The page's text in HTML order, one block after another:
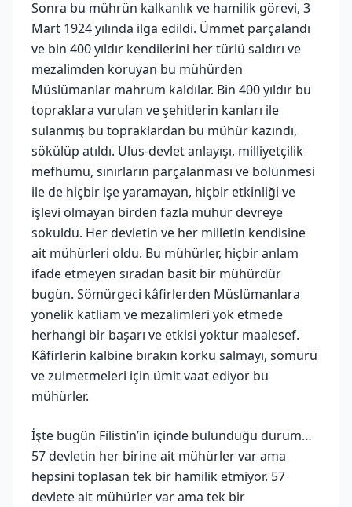
Sonra bu mührün kalkanlık ve hamilik görevi, 3
Mart 1924 yılında ilga edildi. Ümmet parçalandı
ve bin 400 yıldır kendilerini her türlü saldırı ve
mezalimden koruyan bu mühürden
Müslümanlar mahrum kaldılar. Bin 400 yıldır bu
topraklara vurulan ve şehitlerin kanları ile
sulanmış bu topraklardan bu mühür kazındı,
sökülüp atıldı. Ulus-devlet anlayışı, milliyetçilik
mefhumu, sınırların parçalanması ve bölünmesi
ile de hiçbir işe yaramayan, hiçbir etkinliği ve
işlevi olmayan birden fazla mühür devreye
sokuldu. Her devletin ve her milletin kendisine
ait mühürleri oldu. Bu mühürler, hiçbir anlam
ifade etmeyen sıradan basit bir mühürdür
bugün. Sömürgeci kâfirlerden Müslümanlara
yönelik katliam ve mezalimleri yok etmede
herhangi bir başarı ve etkisi yoktur maalesef.
Kâfirlerin kalbine bırakın korku salmayı, sömürü
ve zulmetmeleri için ümit vaat ediyor bu
mühürler.
İşte bugün Filistin’in içinde bulunduğu durum…
57 devletin her birine ait mühürler var ama
hepsini toplasan tek bir hamilik etmiyor. 57
devlete ait mühürler var ama tek bir